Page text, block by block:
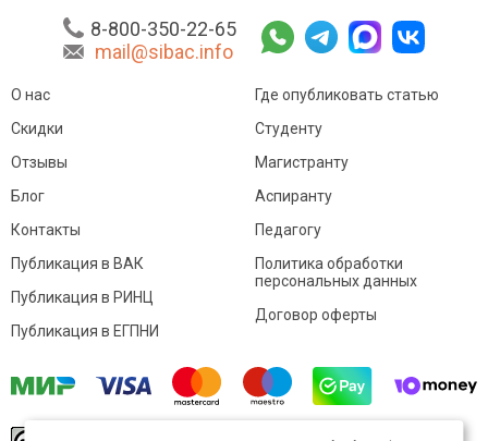
8-800-350-22-65
mail@sibac.info
О нас
Скидки
Отзывы
Блог
Контакты
Где опубликовать статью
Студенту
Магистранту
Аспиранту
Педагогу
Публикация в ВАК
Публикация в РИНЦ
Публикация в ЕГПНИ
Политика обработки
персональных данных
Договор оферты